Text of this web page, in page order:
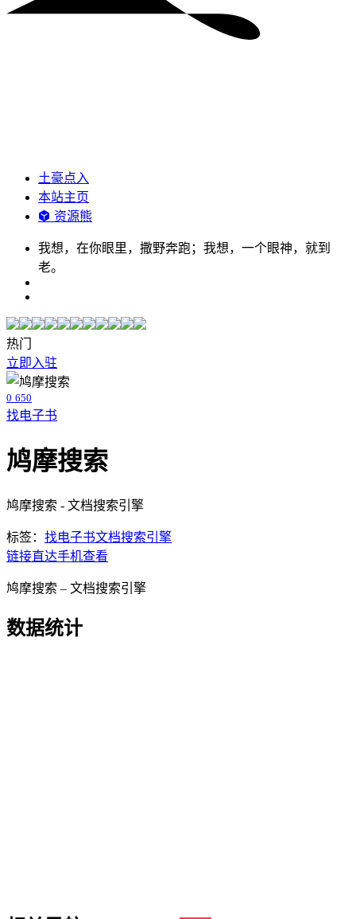
土豪点入
本站主页
资源熊
我想，在你眼里，撒野奔跑；我想，一个眼神，就到
老。
热门
立即入驻
0 650
找电子书
鸠摩搜索
鸠摩搜索 - 文档搜索引擎
标签： 找电子书文档搜索引擎
链接直达手机查看
鸠摩搜索 – 文档搜索引擎
数据统计